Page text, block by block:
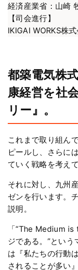
経済産業省：山崎
【司会進行】
IKIGAI WORKS株
都築電気株
康経営を社
リー』。
これまで取り組ん
ピールし、さらに
ていく戦略を考え
それに対し、九州
ゼンを行います。
説明。
「“The Medium
ジである。”とい
は『私たちの行動
されることが多い